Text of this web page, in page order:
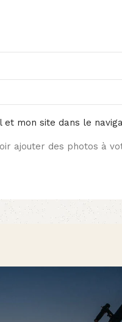
mon site dans le
ajouter des photos à